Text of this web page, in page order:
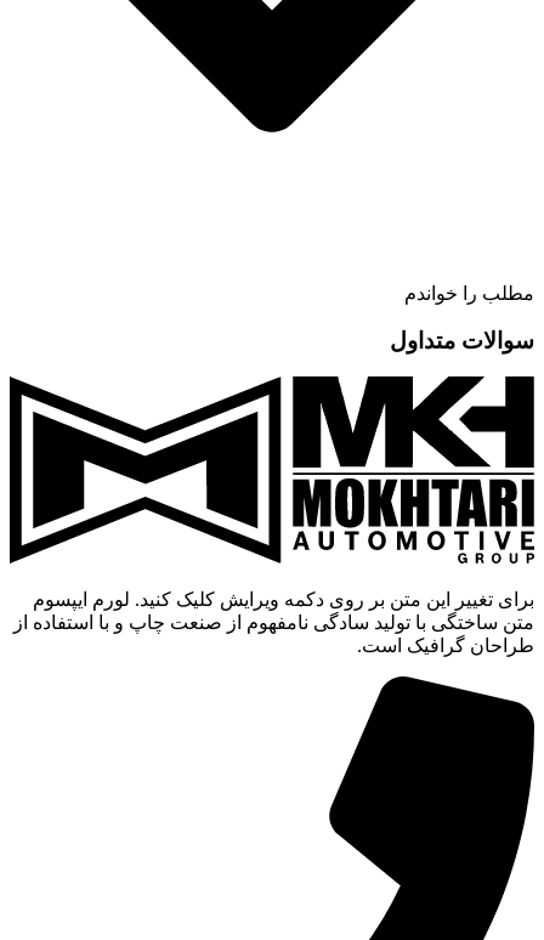
مطلب را خواندم
سوالات متداول
برای تغییر این متن بر روی دکمه ویرایش کلیک کنید. لورم ایپسوم
متن ساختگی با تولید سادگی نامفهوم از صنعت چاپ و با استفاده از
طراحان گرافیک است.